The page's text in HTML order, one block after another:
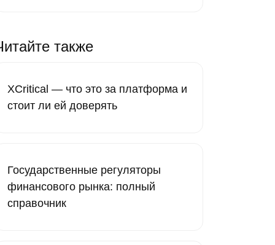
также
XCritical — что это за платформа и
стоит ли ей доверять
Государственные регуляторы
финансового рынка: полный
справочник